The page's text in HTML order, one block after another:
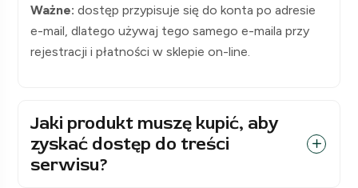
Ważne: dostęp przypisuje się do konta po adresie
e-mail, dlatego używaj tego samego e-maila przy
rejestracji i płatności w sklepie on-line.
Jaki produkt muszę kupić, aby
zyskać dostęp do treści
serwisu?